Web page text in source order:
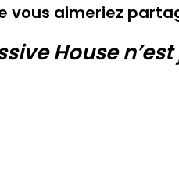
vous aimeriez
House